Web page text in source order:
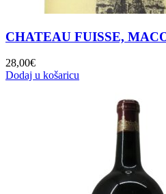
CHATEAU FUISSE,
28,00€
Dodaj u košaricu